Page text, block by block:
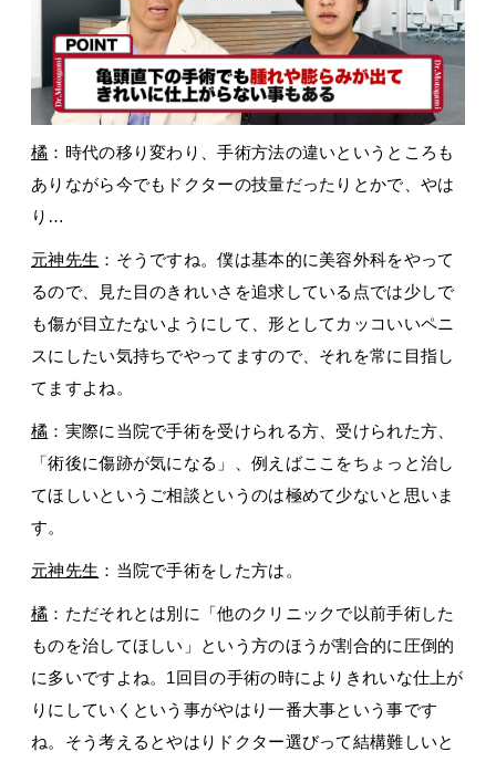
橘 ：時代の移り変わり、手術方法の違いというところも
ありながら今でもドクターの技量だったりとかで、やは
り…
元神先生 ：そうですね。僕は基本的に美容外科をやって
るので、見た目のきれいさを追求している点では少しで
も傷が目立たないようにして、形としてカッコいいペニ
スにしたい気持ちでやってますので、それを常に目指し
てますよね。
橘 ：実際に当院で手術を受けられる方、受けられた方、
「術後に傷跡が気になる」、例えばここをちょっと治し
てほしいというご相談というのは極めて少ないと思いま
す。
元神先生 ：当院で手術をした方は。
橘 ：ただそれとは別に「他のクリニックで以前手術した
ものを治してほしい」という方のほうが割合的に圧倒的
に多いですよね。1回目の手術の時によりきれいな仕上が
りにしていくという事がやはり一番大事という事です
ね。そう考えるとやはりドクター選びって結構難しいと